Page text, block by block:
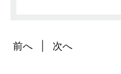
前へ 次へ